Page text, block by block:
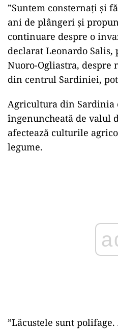
”Suntem consternați și
ani de plângeri și
continuare despre o
declarat Leonardo
Nuoro-Ogliastra, despre
din centrul Sardiniei,
Agricultura din Sardinia
îngenuncheată de valul
afectează culturile
legume.
”Lăcustele sunt